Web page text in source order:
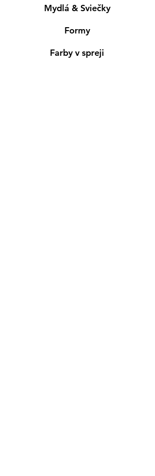
Mydlá & Sviečky
Formy
Farby v spreji